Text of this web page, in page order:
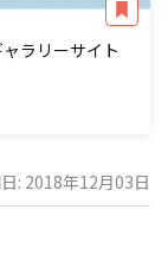
ラリーサイト
: 2018年12月03日